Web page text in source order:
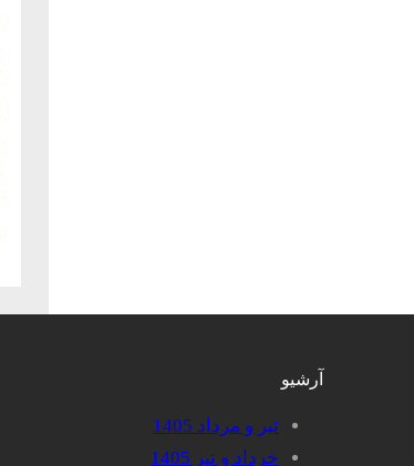
آرشیو
تیر و مرداد 1405
خرداد و تیر 1405